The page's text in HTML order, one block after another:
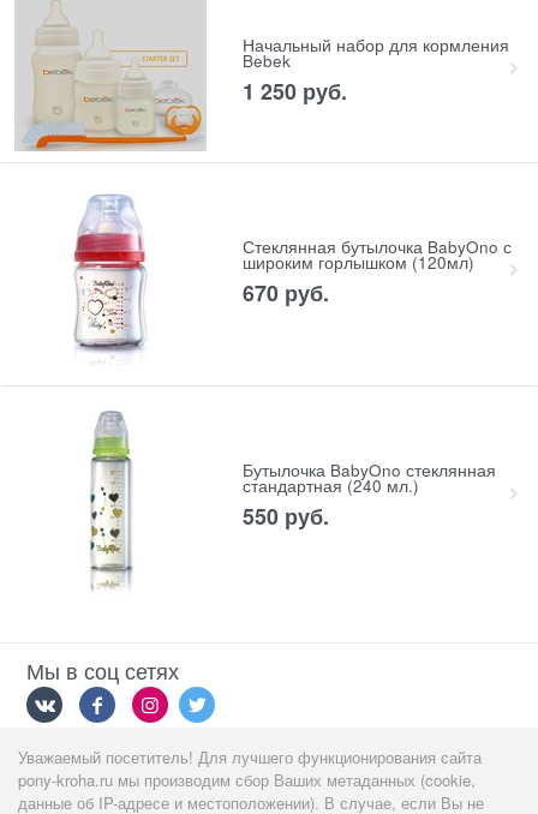
Начальный набор для кормления
Bebek
1 250 руб.
Стеклянная бутылочка BabyOno с
широким горлышком (120мл)
670 руб.
Бутылочка BabyOno стеклянная
стандартная (240 мл.)
550 руб.
Мы в соц сетях
Мы принимаем
Уважаемый посетитель! Для лучшего функционирования сайта
pony-kroha.ru мы производим сбор Ваших метаданных (cookie,
данные об IP-адресе и местоположении). В случае, если Вы не